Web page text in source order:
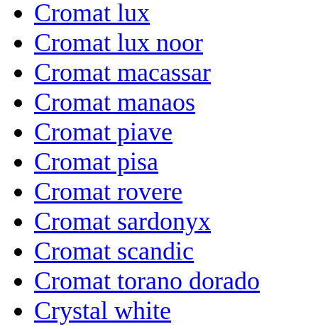
Cromat lux
Cromat lux noor
Cromat macassar
Cromat manaos
Cromat piave
Cromat pisa
Cromat rovere
Cromat sardonyx
Cromat scandic
Cromat torano dorado
Crystal white